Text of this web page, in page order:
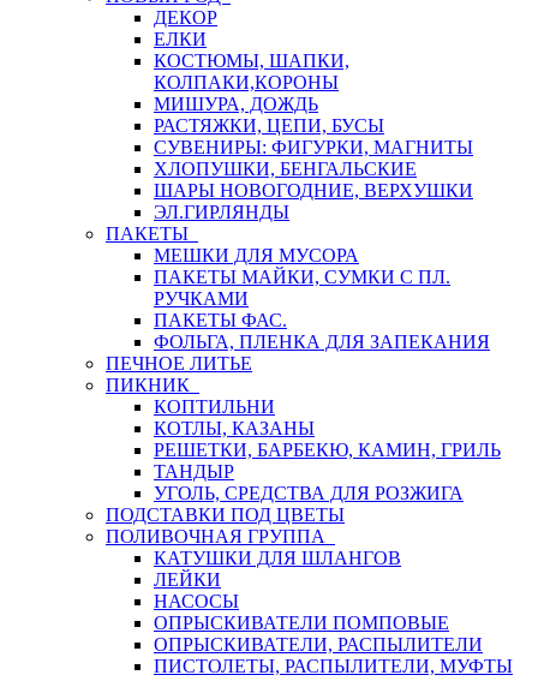
ДЕКОР
ЕЛКИ
КОСТЮМЫ, ШАПКИ,
КОЛПАКИ,КОРОНЫ
МИШУРА, ДОЖДЬ
РАСТЯЖКИ, ЦЕПИ, БУСЫ
СУВЕНИРЫ: ФИГУРКИ, МАГНИТЫ
ХЛОПУШКИ, БЕНГАЛЬСКИЕ
ШАРЫ НОВОГОДНИЕ, ВЕРХУШКИ
ЭЛ.ГИРЛЯНДЫ
ПАКЕТЫ
МЕШКИ ДЛЯ МУСОРА
ПАКЕТЫ МАЙКИ, СУМКИ С ПЛ.
РУЧКАМИ
ПАКЕТЫ ФАС.
ФОЛЬГА, ПЛЕНКА ДЛЯ ЗАПЕКАНИЯ
ПЕЧНОЕ ЛИТЬЕ
ПИКНИК
КОПТИЛЬНИ
КОТЛЫ, КАЗАНЫ
РЕШЕТКИ, БАРБЕКЮ, КАМИН, ГРИЛЬ
ТАНДЫР
УГОЛЬ, СРЕДСТВА ДЛЯ РОЗЖИГА
ПОДСТАВКИ ПОД ЦВЕТЫ
ПОЛИВОЧНАЯ ГРУППА
КАТУШКИ ДЛЯ ШЛАНГОВ
ЛЕЙКИ
НАСОСЫ
ОПРЫСКИВАТЕЛИ ПОМПОВЫЕ
ОПРЫСКИВАТЕЛИ, РАСПЫЛИТЕЛИ
ПИСТОЛЕТЫ, РАСПЫЛИТЕЛИ, МУФТЫ